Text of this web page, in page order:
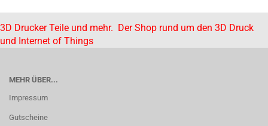
3D Drucker Teile und mehr. Der Shop rund um den 3D Druck
und Internet of Things
MEHR ÜBER...
Impressum
Gutscheine